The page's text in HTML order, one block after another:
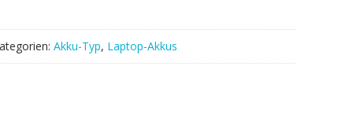
Akku-Typ, Laptop-Akkus